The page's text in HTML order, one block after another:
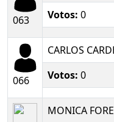
063
Votos: 0
066
CARLOS
Votos: 0
MONICA